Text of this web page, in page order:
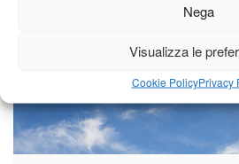
Nega
Visualizza le
Cookie PolicyPrivacy
Vedi tutti i servizi